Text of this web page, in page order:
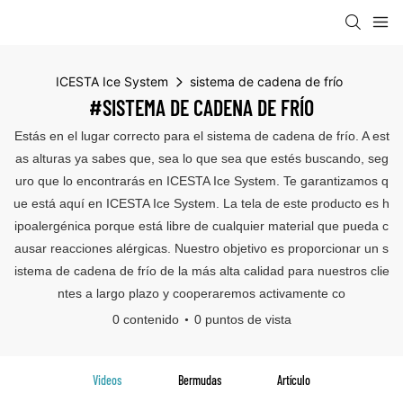
ICESTA Ice System sistema de cadena de frío
#SISTEMA DE CADENA DE FRÍO
Estás en el lugar correcto para el sistema de cadena de frío. A est
as alturas ya sabes que, sea lo que sea que estés buscando, seg
uro que lo encontrarás en ICESTA Ice System. Te garantizamos q
ue está aquí en ICESTA Ice System. La tela de este producto es h
ipoalergénica porque está libre de cualquier material que pueda c
ausar reacciones alérgicas. Nuestro objetivo es proporcionar un s
istema de cadena de frío de la más alta calidad para nuestros clie
ntes a largo plazo y cooperaremos activamente co
0 contenido
0 puntos de vista
Videos Bermudas Artículo